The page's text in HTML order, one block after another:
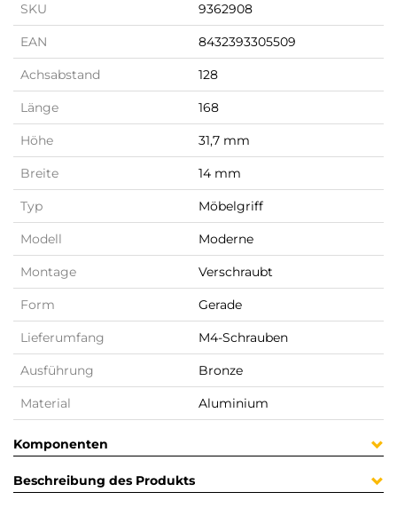
SKU 9362908
EAN 8432393305509
Achsabstand 128
Länge 168
Höhe 31,7 mm
Breite 14 mm
Typ Möbelgriff
Modell Moderne
Montage Verschraubt
Form Gerade
Lieferumfang M4-Schrauben
Ausführung Bronze
Material Aluminium
Komponenten
Beschreibung des Produkts